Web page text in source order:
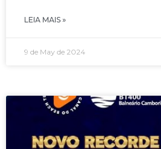
LEIA MAIS »
9 de May de 2024